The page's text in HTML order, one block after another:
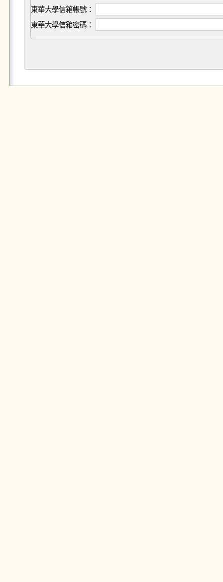
東華大學信箱帳號：
東華大學信箱密碼：